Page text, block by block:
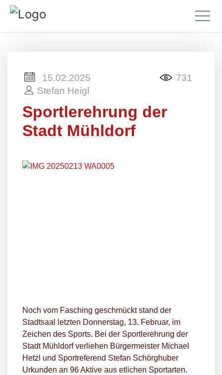
15.02.2025
Stefan Heigl
731
Sportlerehrung der
Stadt Mühldorf
Noch vom Fasching geschmückt stand der
Stadtsaal letzten Donnerstag, 13. Februar, im
Zeichen des Sports. Bei der Sportlerehrung der
Stadt Mühldorf verliehen Bürgermeister Michael
Hetzl und Sportreferend Stefan Schörghuber
Urkunden an 96 Aktive aus etlichen Sportarten.